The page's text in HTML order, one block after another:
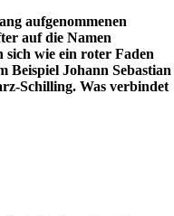
aufgenommenen
auf die Namen
sich wie ein roter Faden
Beispiel Johann Sebastian
Schilling. Was verbindet